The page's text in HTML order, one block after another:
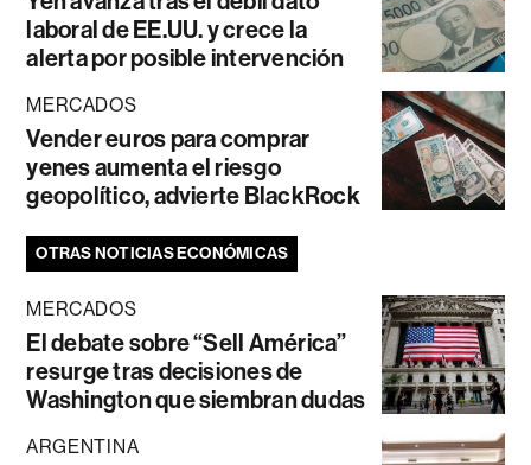
laboral de EE.UU. y crece la
alerta por posible intervención
MERCADOS
Vender euros para comprar
yenes aumenta el riesgo
geopolítico, advierte BlackRock
OTRAS NOTICIAS ECONÓMICAS
MERCADOS
El debate sobre “Sell América”
resurge tras decisiones de
Washington que siembran dudas
ARGENTINA